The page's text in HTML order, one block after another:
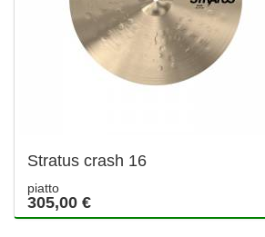
Stratus crash 16
piatto
305,00 €